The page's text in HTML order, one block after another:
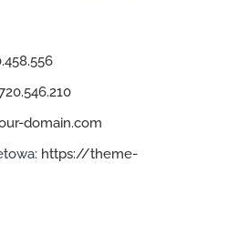
domain.com
https://theme-